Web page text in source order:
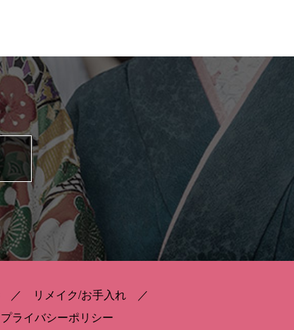
リメイク/お手入れ
プライバシーポリシー